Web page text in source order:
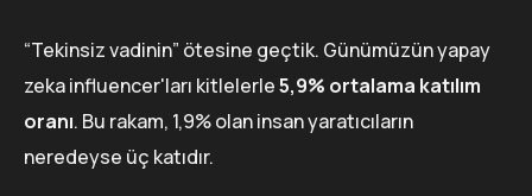
“Tekinsiz vadinin” ötesine geçtik. Günümüzün yapay
zeka influencer'ları kitlelerle5,9% ortalama katılım
oranı. Bu rakam, 1,9% olan insan yaratıcıların
neredeyse üç katıdır.